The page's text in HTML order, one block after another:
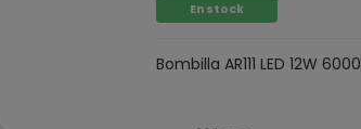
En stock
Bombilla AR111 LED 12W